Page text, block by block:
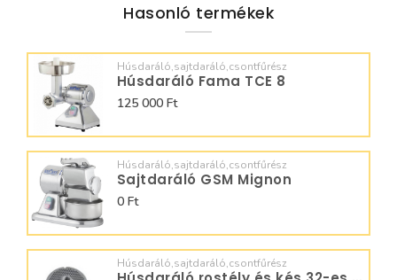
Hasonló termékek
Húsdaráló,sajtdaráló,csontfűrész
Húsdaráló Fama TCE 8
125 000 Ft
Húsdaráló,sajtdaráló,csontfűrész
Sajtdaráló GSM Mignon
0 Ft
Húsdaráló,sajtdaráló,csontfűrész